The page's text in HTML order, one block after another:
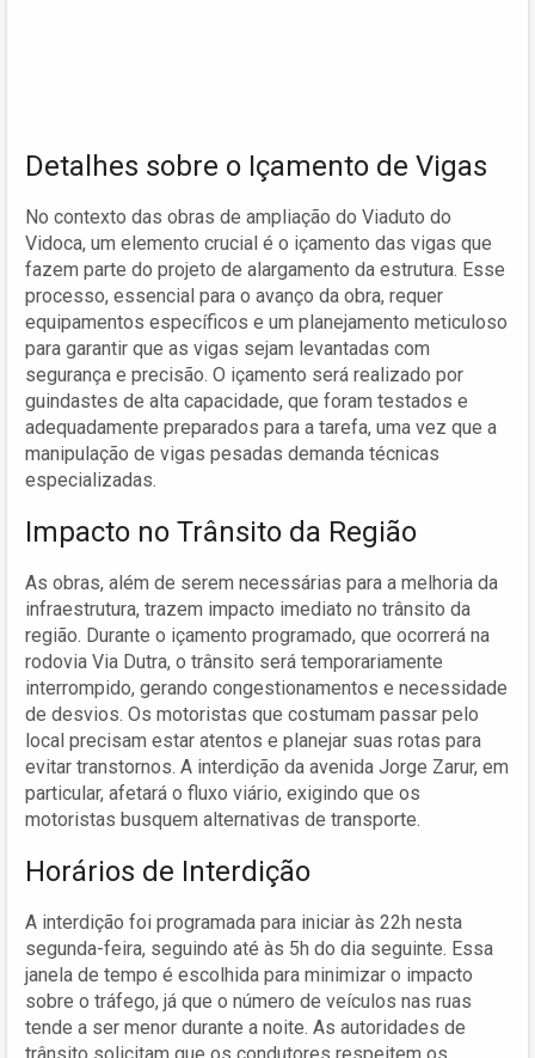
Detalhes sobre o Içamento de Vigas
No contexto das obras de ampliação do Viaduto do
Vidoca, um elemento crucial é o içamento das vigas que
fazem parte do projeto de alargamento da estrutura. Esse
processo, essencial para o avanço da obra, requer
equipamentos específicos e um planejamento meticuloso
para garantir que as vigas sejam levantadas com
segurança e precisão. O içamento será realizado por
guindastes de alta capacidade, que foram testados e
adequadamente preparados para a tarefa, uma vez que a
manipulação de vigas pesadas demanda técnicas
especializadas.
Impacto no Trânsito da Região
As obras, além de serem necessárias para a melhoria da
infraestrutura, trazem impacto imediato no trânsito da
região. Durante o içamento programado, que ocorrerá na
rodovia Via Dutra, o trânsito será temporariamente
interrompido, gerando congestionamentos e necessidade
de desvios. Os motoristas que costumam passar pelo
local precisam estar atentos e planejar suas rotas para
evitar transtornos. A interdição da avenida Jorge Zarur, em
particular, afetará o fluxo viário, exigindo que os
motoristas busquem alternativas de transporte.
Horários de Interdição
A interdição foi programada para iniciar às 22h nesta
segunda-feira, seguindo até às 5h do dia seguinte. Essa
janela de tempo é escolhida para minimizar o impacto
sobre o tráfego, já que o número de veículos nas ruas
tende a ser menor durante a noite. As autoridades de
trânsito solicitam que os condutores respeitem os